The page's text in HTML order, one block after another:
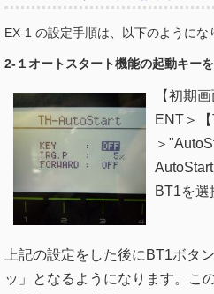
EX-1 の設定手順は、以下のようにな
2-１オートスタート機能の起動キー
【初期
ENT＞【
＞
BT1を
上記の設定をした後にBT1ボタ
ッ」となるようになります。こ